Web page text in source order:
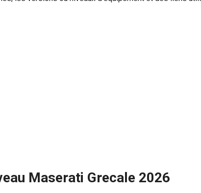
Maserati Grecale 2026